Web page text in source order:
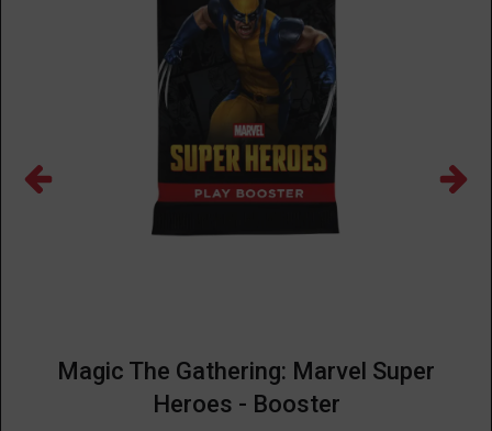
Magic The Gathering: Marvel Super
Heroes - Booster